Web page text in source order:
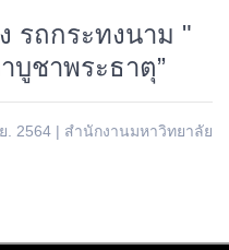
รถกระทงนาม "
บูชาพระธาตุ”
. 2564 | สำนักงานมหาวิทยาลัย